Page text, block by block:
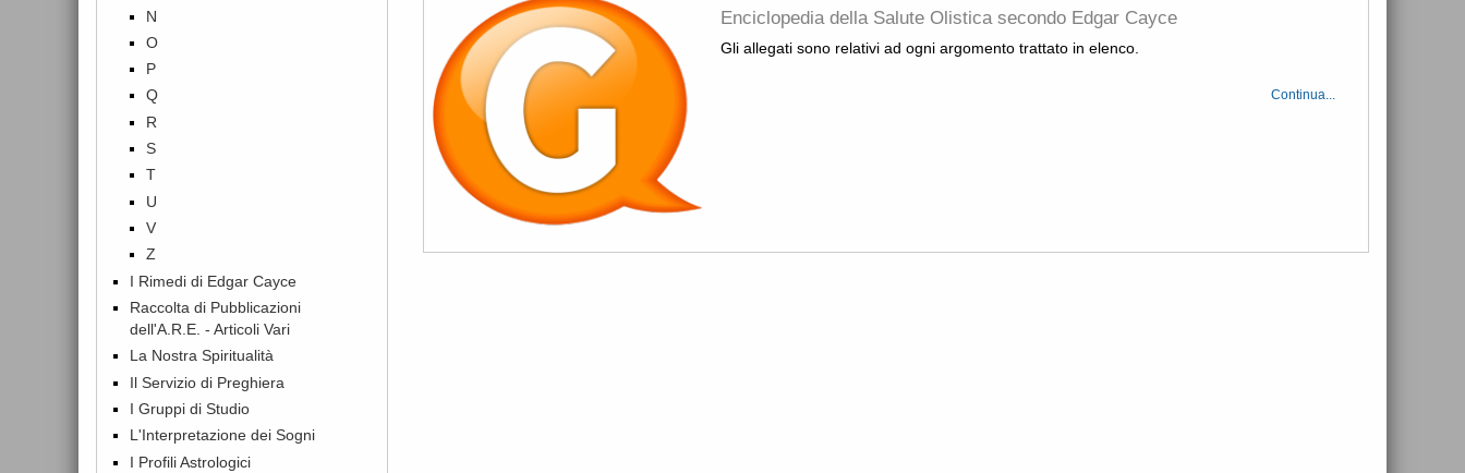
Enciclopedia della Salute Olistica secondo Edgar Cayce
Gli allegati sono relativi ad ogni argomento trattato in elenco.
Continua
N
O
P
Q
R
S
T
U
V
Z
I Rimedi di Edgar Cayce
Raccolta di Pubblicazioni
dell'A.R.E. - Articoli Vari
La Nostra Spiritualità
Il Servizio di Preghiera
I Gruppi di Studio
L'Interpretazione dei Sogni
I Profili Astrologici